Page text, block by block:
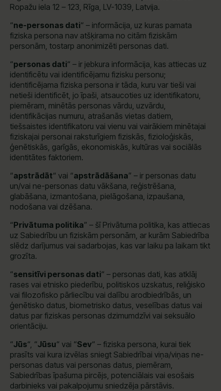
Ropažu iela 12 – 123, Rīga, LV-1039, Latvija.
“ne-personas dati“ – informācija, uz kuras pamata
fiziska persona nav atšķirama no citām fiziskām
personām, tostarp anonimizēti personas dati.
“personas dati“ – ir jebkura informācija, kas attiecas uz
identificētu vai identificējamu fizisku personu;
identificējama fiziska persona ir tāda, kuru var tieši vai
netieši identificēt, jo īpaši, atsaucoties uz identifikatoru,
piemēram, minētās personas vārdu, uzvārdu,
identifikācijas numuru, atrašanās vietas datiem,
tiešsaistes identifikatoru vai vienu vai vairākiem minētajai
fiziskajai personai raksturīgiem fiziskās, fizioloģiskās,
ģenētiskās, garīgās, ekonomiskās, kultūras vai sociālās
identitātes faktoriem.
“apstrādāt“ vai “apstrādāšana” – ir personas datu
un/vai ne-personas datu vākšana, reģistrēšana,
glabāšana, izmantošana, pielāgošana, izpaušana,
nodošana vai dzēšana.
“Privātuma politika” – šī Privātuma politika, kas attiecas
uz Sabiedrību un fiziskām personām, ar kurām Sabiedrība
slēdz darījumus vai sadarbojas, kas var laiku pa laikam tikt
grozīta.
“sensitīvi personas dati“ – personas dati, kas atklāj
rases vai etnisko piederību, politiskos uzskatus, reliģisko
vai filozofisko pārliecību vai dalību arodbiedrībās, un
ģenētisko datus, biometrisko datus, veselības datus vai
datus par fiziskas personas dzimumdzīvi vai seksuālo
orientāciju.
“Jūs“, “Jūsu“ vai “Sev“ – fiziska persona, kurai tiek
prasīts vai kura izvēlas sniegt Sabiedrībai viņa/viņas ne-
personas datus vai personas datus, piemēram,
Sabiedrības īpašuma pircējs, potenciālais vai esošais
darbinieks vai pakalpojumu sniedzēja pārstāvis.